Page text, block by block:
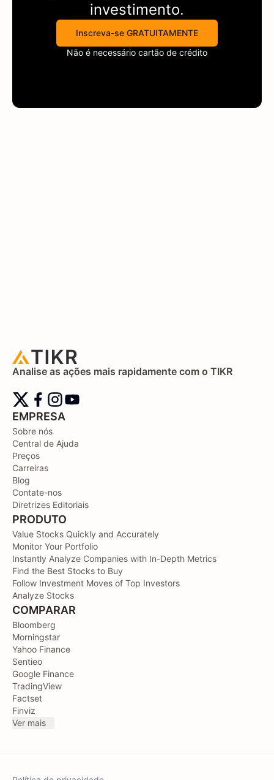
investimento.
Inscreva-se GRATUITAMENTE
Não é necessário cartão de crédito
Analise as ações mais rapidamente com o TIKR
EMPRESA
Sobre nós
Central de Ajuda
Preços
Carreiras
Blog
Contate-nos
Diretrizes Editoriais
PRODUTO
Value Stocks Quickly and Accurately
Monitor Your Portfolio
Instantly Analyze Companies with In-Depth Metrics
Find the Best Stocks to Buy
Follow Investment Moves of Top Investors
Analyze Stocks
COMPARAR
Bloomberg
Morningstar
Yahoo Finance
Sentieo
Google Finance
TradingView
Factset
Finviz
Ver mais